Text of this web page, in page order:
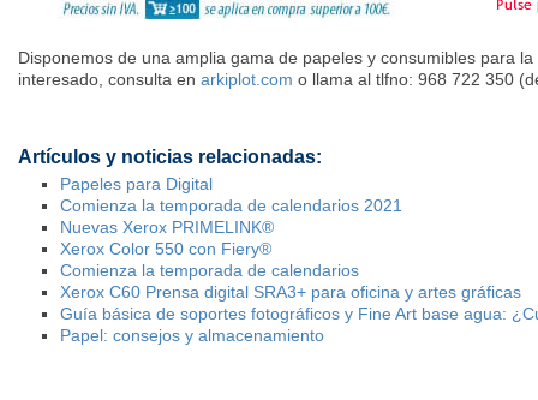
Disponemos de una amplia gama de papeles y consumibles para
interesado, consulta en arkiplot.com o llama al tlfno: 968 722 350
Artículos y noticias relacionadas:
Papeles para Digital
Comienza la temporada de calendarios 2021
Nuevas Xerox PRIMELINK®
Xerox Color 550 con Fiery®
Comienza la temporada de calendarios
Xerox C60 Prensa digital SRA3+ para oficina y artes gráficas
Guía básica de soportes fotográficos y Fine Art base agua:
Papel: consejos y almacenamiento